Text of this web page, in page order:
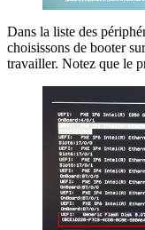
Dans la liste des
choisissons de booter
travailler. Notez que le